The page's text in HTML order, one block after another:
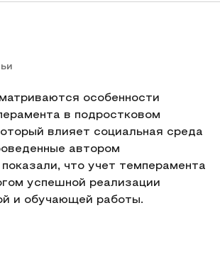
особенности
в подростковом
влияет социальная среда
автором
что учет темперамента
успешной реализации
и обучающей работы.